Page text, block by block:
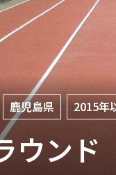
鹿児島県 2015年
ウンド